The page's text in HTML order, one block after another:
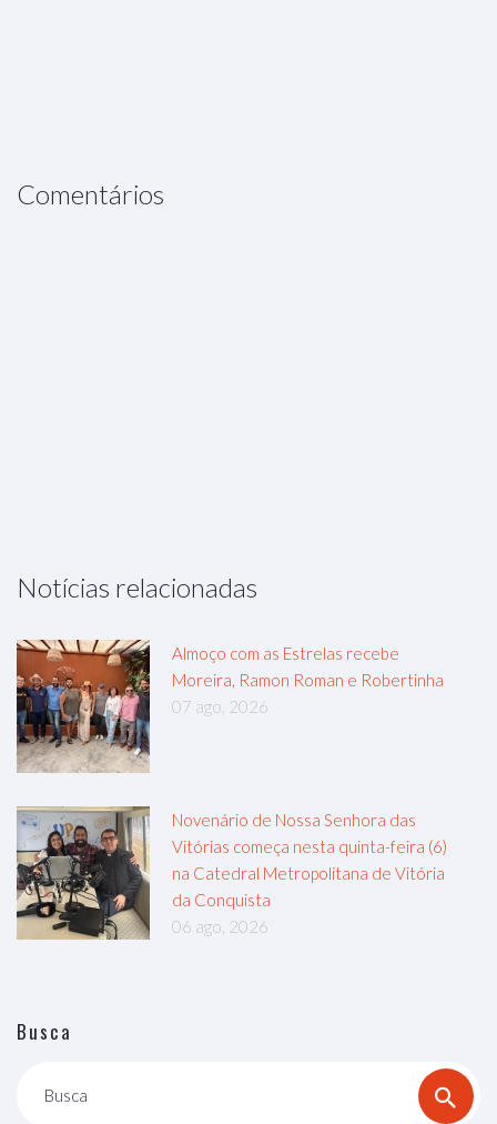
Comentários
Notícias relacionadas
Almoço com as Estrelas recebe
Moreira, Ramon Roman e Robertinha
07 ago, 2026
Novenário de Nossa Senhora das
Vitórias começa nesta quinta-feira (6)
na Catedral Metropolitana de Vitória
da Conquista
06 ago, 2026
Busca
Busca